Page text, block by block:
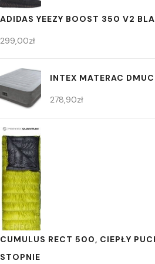
ADIDAS YEEZY BOOST 350 V2
299,00zł
INTEX MATERAC
278,90zł
CUMULUS RECT 500, CIEPŁY
STOPNIE